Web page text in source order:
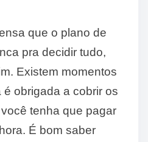
que o plano de
pra decidir tudo,
Existem momentos
obrigada a cobrir os
tenha que pagar
É bom saber